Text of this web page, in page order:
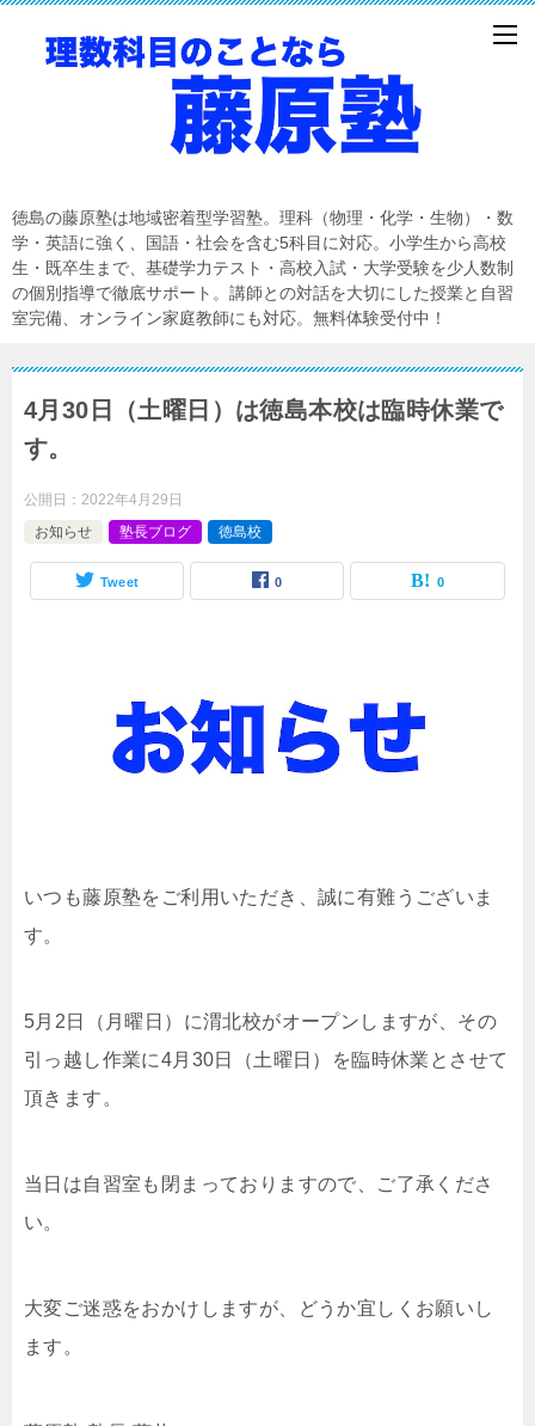
徳島の藤原塾は地域密着型学習塾。理科（物理・化学・生物）・数
学・英語に強く、国語・社会を含む5科目に対応。小学生から高校
生・既卒生まで、基礎学力テスト・高校入試・大学受験を少人数制
の個別指導で徹底サポート。講師との対話を大切にした授業と自習
室完備、オンライン家庭教師にも対応。無料体験受付中！
4月30日（土曜日）は徳島本校は臨時休業で
す。
公開日： 2022年4月29日
お知らせ
塾長ブログ 徳島校
Tweet 0 0
いつも藤原塾をご利用いただき、誠に有難うございま
す。
5月2日（月曜日）に渭北校がオープンしますが、その
引っ越し作業に4月30日（土曜日）を臨時休業とさせて
頂きます。
当日は自習室も閉まっておりますので、ご了承くださ
い。
大変ご迷惑をおかけしますが、どうか宜しくお願いし
ます。